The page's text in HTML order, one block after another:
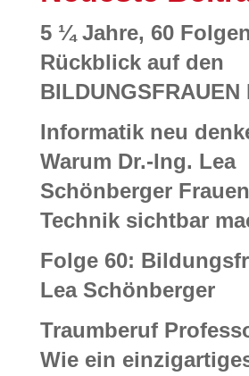
5 ¼ Jahre, 60
Rückblick auf den
Informatik neu
Warum Dr.-Ing. Lea
Schönberger
Technik sichtbar
Folge 60:
Lea Schönberger
Traumberuf
Wie ein